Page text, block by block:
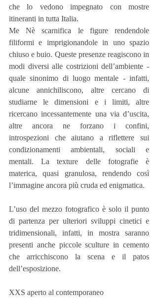
che lo vedono impegnato con mostre
itineranti in tutta Italia.
Me Nè scarnifica le figure rendendole
filiformi e imprigionandole in uno spazio
chiuso e buio. Queste presenze reagiscono in
modi diversi alle costrizioni dell’ambiente -
quale sinonimo di luogo mentale - infatti,
alcune annichiliscono, altre cercano di
studiarne le dimensioni e i limiti, altre
ricercano incessantemente una via d’uscita,
altre ancora ne forzano i confini,
introspezioni che aiutano a riflettere sui
condizionamenti ambientali, sociali e
mentali. La texture delle fotografie è
materica, quasi granulosa, rendendo così
l’immagine ancora più cruda ed enigmatica.
L’uso del mezzo fotografico è solo il punto
di partenza per ulteriori sviluppi cinetici e
tridimensionali, infatti, in mostra saranno
presenti anche piccole sculture in cemento
che arricchiscono la scena e il patos
dell’esposizione.
XXS aperto al contemporaneo